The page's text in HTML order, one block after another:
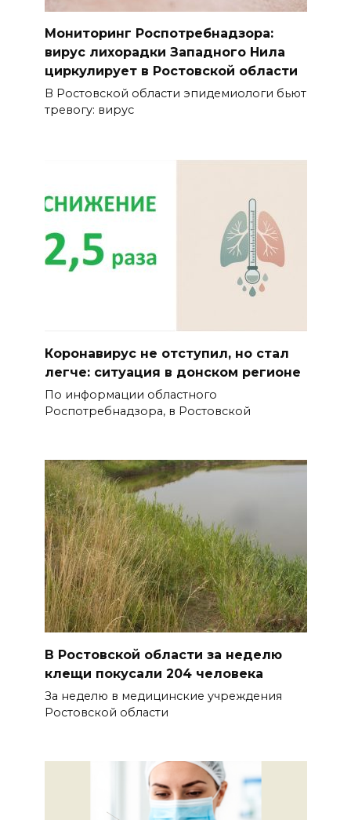
Мониторинг Роспотребнадзора:
вирус лихорадки Западного Нила
циркулирует в Ростовской области
В Ростовской области эпидемиологи бьют
тревогу: вирус
Коронавирус не отступил, но стал
легче: ситуация в донском регионе
По информации областного
Роспотребнадзора, в Ростовской
В Ростовской области за неделю
клещи покусали 204 человека
За неделю в медицинские учреждения
Ростовской области